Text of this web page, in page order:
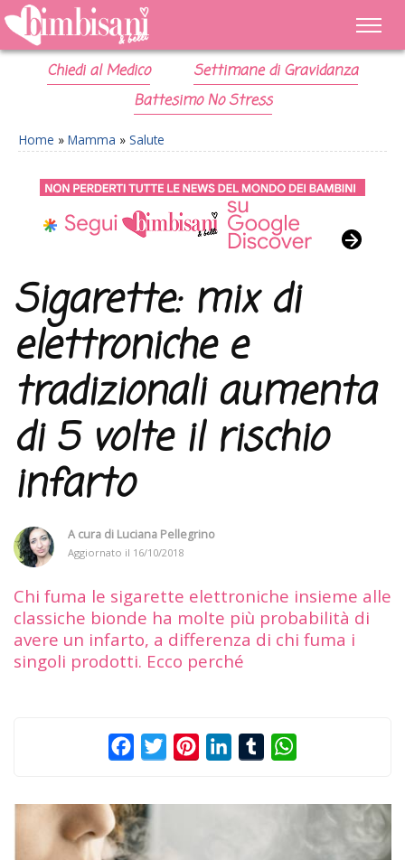
Chiedi al Medico
Settimane di Gravidanza
Battesimo No Stress
Home » Mamma » Salute
Sigarette: mix di
elettroniche e
tradizionali aumenta
di 5 volte il rischio
infarto
A cura di Luciana Pellegrino
Aggiornato il 16/10/2018
Chi fuma le sigarette elettroniche insieme alle
classiche bionde ha molte più probabilità di
avere un infarto, a differenza di chi fuma i
singoli prodotti. Ecco perché
FacebookTwitterPinterestLinkedInTumblr